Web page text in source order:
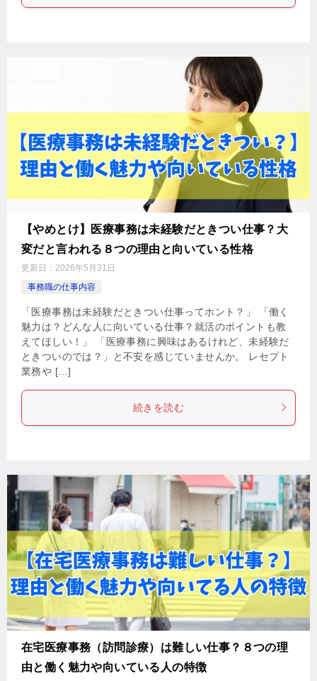
【やめとけ】医療事務は未経験だときつい仕事？大
変だと言われる８つの理由と向いている性格
更新日： 2026年5月31日
事務職の仕事内容
「医療事務は未経験だときつい仕事ってホント？」 「働く
魅力は？どんな人に向いている仕事？就活のポイントも教
えてほしい！」 「医療事務に興味はあるけれど、未経験だ
ときついのでは？」と不安を感じていませんか。 レセプト
業務や […]
続きを読む
在宅医療事務（訪問診療）は難しい仕事？８つの理
由と働く魅力や向いている人の特徴